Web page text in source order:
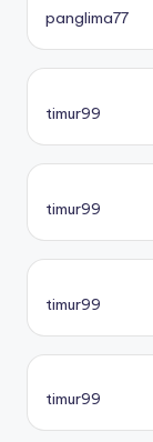
panglima77
timur99
timur99
timur99
timur99